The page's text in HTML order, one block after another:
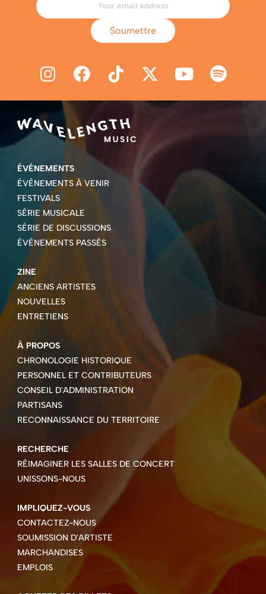
Soumettre
ÉVÉNEMENTS
ÉVÉNEMENTS À VENIR
FESTIVALS
SÉRIE MUSICALE
SÉRIE DE DISCUSSIONS
ÉVÉNEMENTS PASSÉS
ZINE
ANCIENS ARTISTES
NOUVELLES
ENTRETIENS
À PROPOS
CHRONOLOGIE HISTORIQUE
PERSONNEL ET CONTRIBUTEURS
CONSEIL D'ADMINISTRATION
PARTISANS
RECONNAISSANCE DU TERRITOIRE
RECHERCHE
RÉIMAGINER LES SALLES DE CONCERT
UNISSONS-NOUS
IMPLIQUEZ-VOUS
CONTACTEZ-NOUS
SOUMISSION D'ARTISTE
MARCHANDISES
EMPLOIS